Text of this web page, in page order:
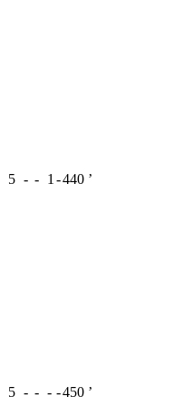
5 - - 1 -440 ʼ
5 - - - -450 ʼ